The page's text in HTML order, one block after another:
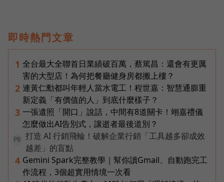
即時熱門文章
1 全台最大全聯首日業績破百萬，蔡篤昌：還會有更厲
害的大型店！為何把餐廳健身房都搬上樓？
2 連黃仁勳都叫年輕人當水電工！程世嘉：智慧通膨重
新定義「有價值的人」到底什麼樣子？
3 一張遺照「開口」說話，中間有8道關卡！翊嘉禮儀
怎麼做出AI告別式，讓逝者最後道別？
PR
打造 AI 行銷飛輪！破解企業行銷「工具越多卻成效
越差」的盲點
4 Gemini Spark完整教學｜幫你讀Gmail、自動跑完工
作流程，3個超實用情境一次看